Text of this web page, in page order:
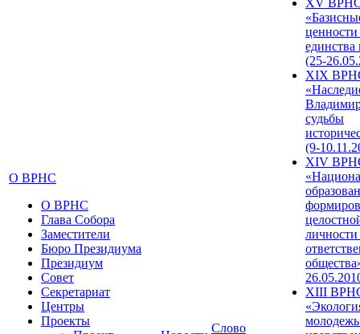
О ВРНС
О ВРНС
Глава Собора
Заместители
Бюро Президиума
Президиум
Совет
Секретариат
Центры
Проекты
Слово
XV
единства
(25-
XIX
судьбы
(9-
XIV
XIII